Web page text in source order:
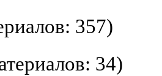
357)
34)